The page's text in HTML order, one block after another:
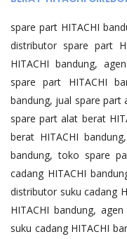
spare part HITACHI
distributor spare part
HITACHI bandung,
spare part HITACHI
bandung, jual spare part
spare part alat berat
berat HITACHI
bandung, toko spare
cadang HITACHI
distributor suku cadang
HITACHI bandung,
suku cadang HITACHI